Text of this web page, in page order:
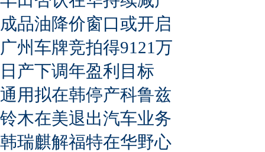
成品油降价窗口或开启
广州车牌竞拍得9121万
日产下调年盈利目标
通用拟在韩停产科鲁兹
铃木在美退出汽车业务
韩瑞麒解福特在华野心